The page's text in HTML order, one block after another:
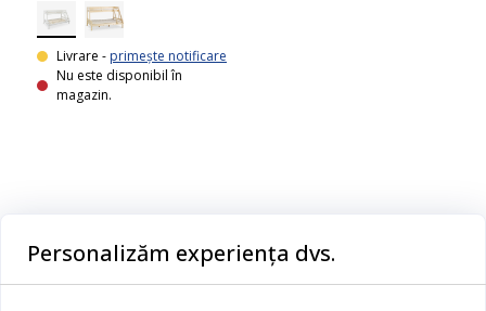
Livrare - primește notificare
Nu este disponibil în
magazin.
Personalizăm experiența dvs.